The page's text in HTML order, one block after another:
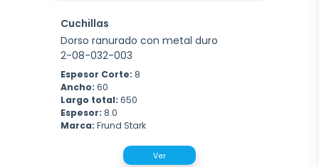
Cuchillas
Dorso ranurado con metal duro
2-08-032-003
Espesor Corte: 8
Ancho: 60
Largo total: 650
Espesor: 8.0
Marca: Frund Stark
Ver